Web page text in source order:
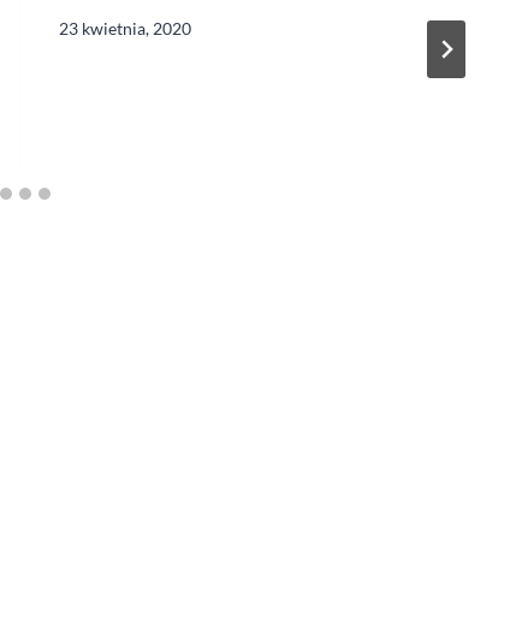
23 kwietnia, 2020